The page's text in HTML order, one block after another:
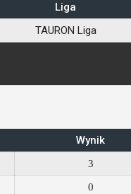
Liga
TAURON Liga
Wynik
3
0